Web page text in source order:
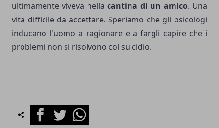
ultimamente viveva nella cantina di un amico. Una
vita difficile da accettare. Speriamo che gli psicologi
inducano l'uomo a ragionare e a fargli capire che i
problemi non si risolvono col suicidio.
FacebookTwitterWhatsapp